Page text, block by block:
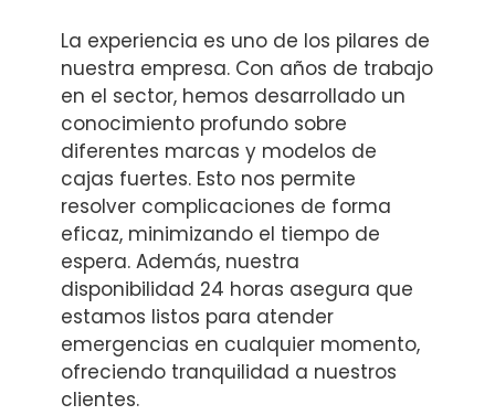
La experiencia es uno de los pilares de
nuestra empresa. Con años de trabajo
en el sector, hemos desarrollado un
conocimiento profundo sobre
diferentes marcas y modelos de
cajas fuertes. Esto nos permite
resolver complicaciones de forma
eficaz, minimizando el tiempo de
espera. Además, nuestra
disponibilidad 24 horas asegura que
estamos listos para atender
emergencias en cualquier momento,
ofreciendo tranquilidad a nuestros
clientes.